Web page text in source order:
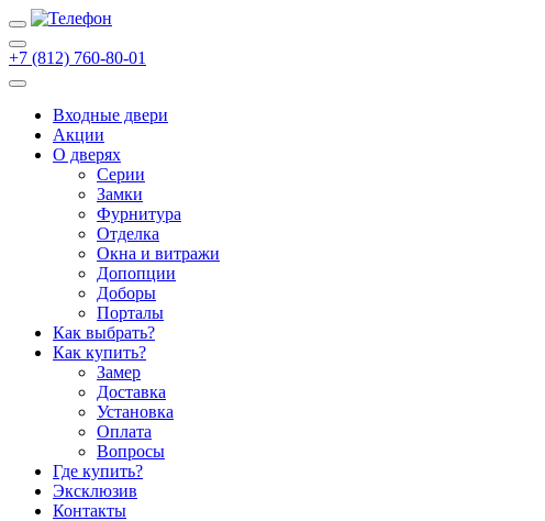
+7 (812) 760-80-01
Входные двери
Акции
О дверях
Cерии
Замки
Фурнитура
Отделка
Окна и витражи
Допопции
Доборы
Порталы
Как выбрать?
Как купить?
Замер
Доставка
Установка
Оплата
Вопросы
Где купить?
Эксклюзив
Контакты